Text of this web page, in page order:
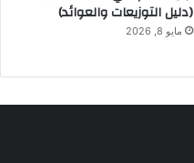
(دليل التوزيعات والعوائد)
مايو 8, 2026